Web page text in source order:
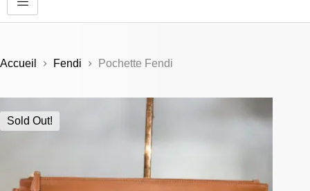
Accueil Fendi Pochette Fendi
Sold Out!